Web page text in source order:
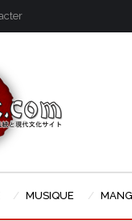
MUSIQUE